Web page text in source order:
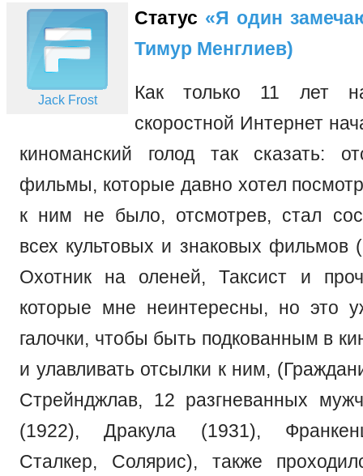
Jack Frost
Статус «Я один
Тимур Менглиев)
Как только 11 лет
скоростной Интернет
киноманский голод так сказать:
фильмы, которые давно хотел
к ним не было, отсмотрев, стал
всех культовых и знаковых фильмов
Охотник на оленей, Таксист и
которые мне неинтересны, но это
галочки, чтобы быть подкованным в
и улавливать отсылки к ним,
Стрейнджлав, 12 разгневанных
(1922), Дракула (1931),
Сталкер, Солярис), также